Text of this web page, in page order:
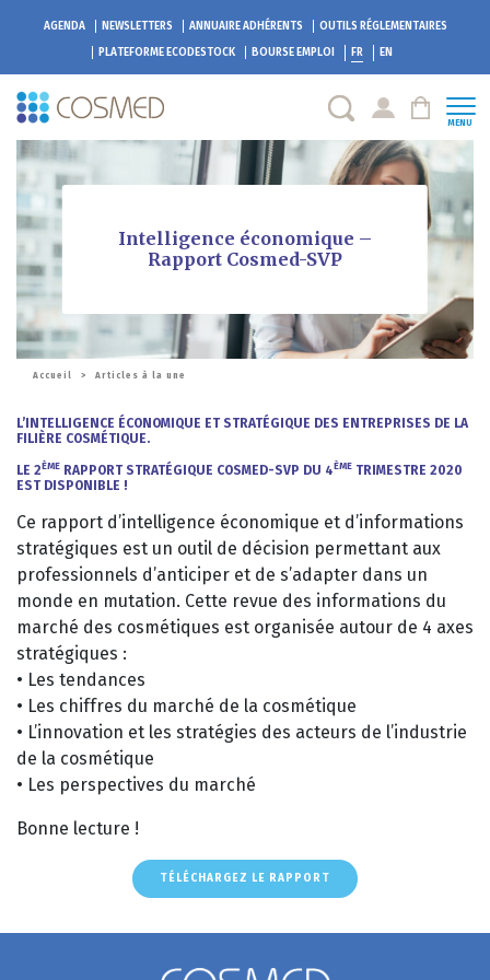
AGENDA NEWSLETTERS ANNUAIRE ADHÉRENTS
OUTILS RÉGLEMENTAIRES
PLATEFORME ECODESTOCK BOURSE EMPLOI FR EN
MENU
Intelligence économique –
Rapport Cosmed-SVP
Accueil > Articles à la une
L’INTELLIGENCE ÉCONOMIQUE ET STRATÉGIQUE DES ENTREPRISES DE LA
FILIÈRE COSMÉTIQUE.
LE 2ÈME RAPPORT STRATÉGIQUE COSMED-SVP DU 4ÈME TRIMESTRE 2020
EST DISPONIBLE !
Ce rapport d’intelligence économique et d’informations
stratégiques est un outil de décision permettant aux
professionnels d’anticiper et de s’adapter dans un
monde en mutation. Cette revue des informations du
marché des cosmétiques est organisée autour de 4 axes
stratégiques :
• Les tendances
• Les chiffres du marché de la cosmétique
• L’innovation et les stratégies des acteurs de l’industrie
de la cosmétique
• Les perspectives du marché
Bonne lecture !
TÉLÉCHARGEZ LE RAPPORT